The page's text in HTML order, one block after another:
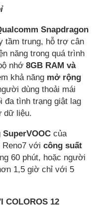
Snapdragon
tầm trung, hỗ trợ cân
năng trong quá trình
nhớ 8GB RAM và
khả năng mở rộng
dùng thoải mái
đa tình trạng giật lag
dữ liệu.
SuperVOOC của
với công suất
60 phút, hoặc người
1,5 giờ chỉ với 5
COLOROS 12